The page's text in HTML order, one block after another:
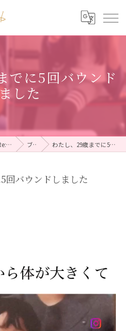
でに5回バウンド
した
刈谷のパーソナルジムならRe:BodyLab（リボディラボ） ブログ わたし、29歳までに5回バウンドしました
回バウンドしました